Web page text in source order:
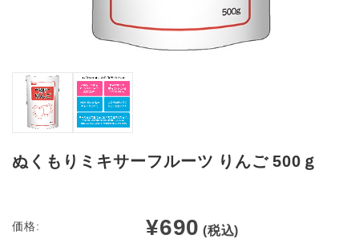
ぬくもりミキサーフルーツ りんご 500ｇ
価格: ¥690 (税込)